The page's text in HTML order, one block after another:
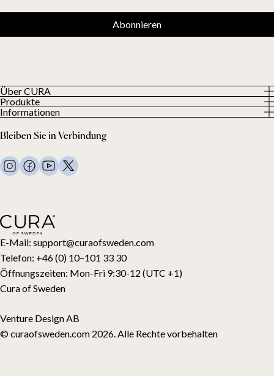
E-Mail: support@curaofsweden.com
Telefon: +46 (0) 10–101 33 30
Öffnungszeiten: Mon-Fri 9:30-12 (UTC +1)
Cura of Sweden
Venture Design AB
© curaofsweden.com 2026. Alle Rechte vorbehalten
Über CURA
Über uns
Unsere Kunden
Produkte
Alle Produkte
Gewichtsdecken
Bettwäsche
Kissen und mehr
Topper
Geschenkkarte
Informationen
Allgemeine Geschäftsbedingungen
FAQ
Kontaktiere uns
Bleiben Sie in Verbindung
Abonnieren